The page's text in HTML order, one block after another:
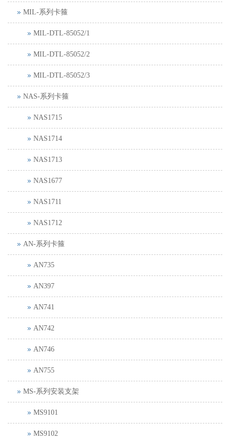
MIL-系列卡箍
MIL-DTL-85052/1
MIL-DTL-85052/2
MIL-DTL-85052/3
NAS-系列卡箍
NAS1715
NAS1714
NAS1713
NAS1677
NAS1711
NAS1712
AN-系列卡箍
AN735
AN397
AN741
AN742
AN746
AN755
MS-系列安装支架
MS9101
MS9102